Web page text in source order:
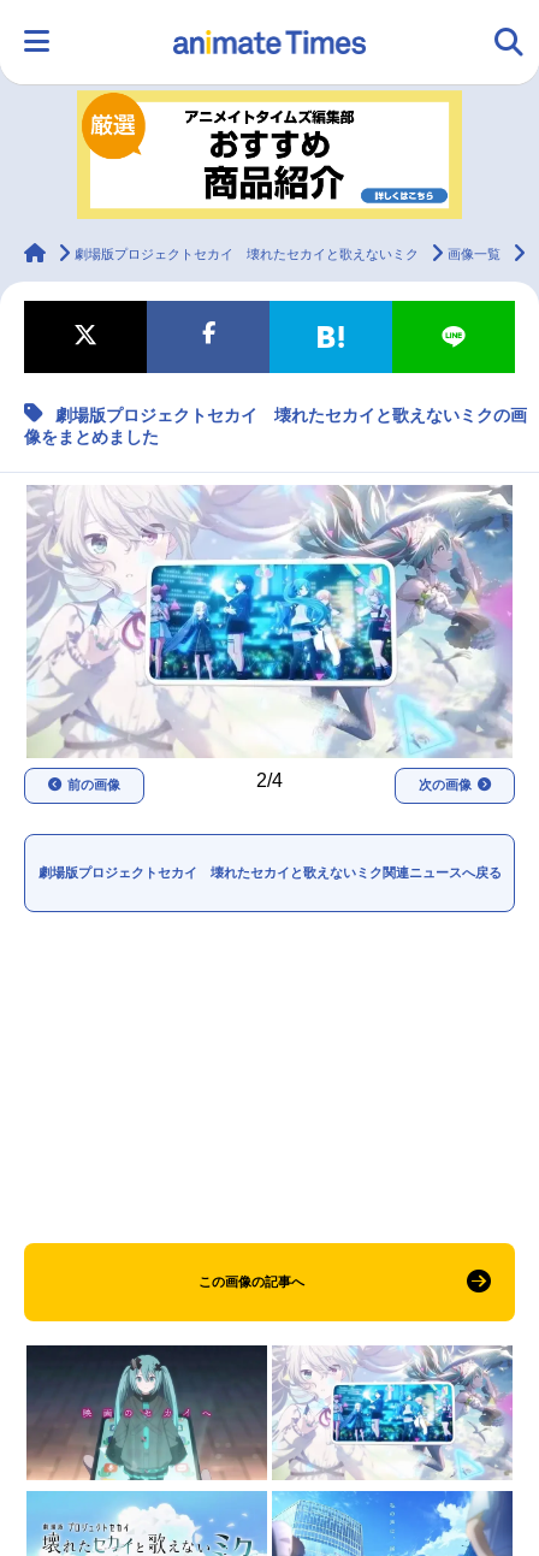
ランキング アニメ
ラジオ
マンガ・ラノベ ゲーム・アプリ 音楽 コスプレ
2.5次元 配信・Vtuber トレンド 無料マンガ
最新記事一覧
アニメ記事一覧 声優記事一覧
アニメ映画一覧 実写化映画一覧
今期アニメ曜日別一覧
春アニメ 夏アニメ
秋アニメ 冬アニメ
男性声優/女性声優一覧
animateTimes
劇場版プロジェクトセカイ 壊れたセカイと歌えないミク 画像一覧
劇場版プロジェクトセカイ 壊れたセカイと歌えないミクの画
像をまとめました
2/4
前の画像 次の画像
劇場版プロジェクトセカイ 壊れたセカイと歌えないミク関連ニュースへ戻る
この画像の記事へ